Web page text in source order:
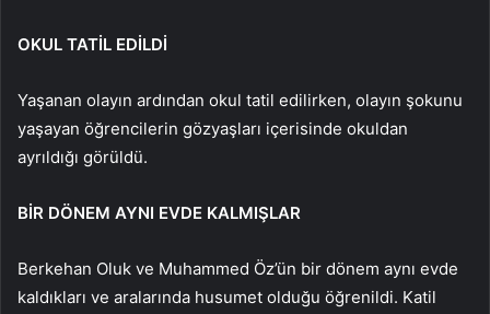
OKUL TATİL EDİLDİ
Yaşanan olayın ardından okul tatil edilirken, olayın şokunu
yaşayan öğrencilerin gözyaşları içerisinde okuldan
ayrıldığı görüldü.
BİR DÖNEM AYNI EVDE KALMIŞLAR
Berkehan Oluk ve Muhammed Öz’ün bir dönem aynı evde
kaldıkları ve aralarında husumet olduğu öğrenildi. Katil